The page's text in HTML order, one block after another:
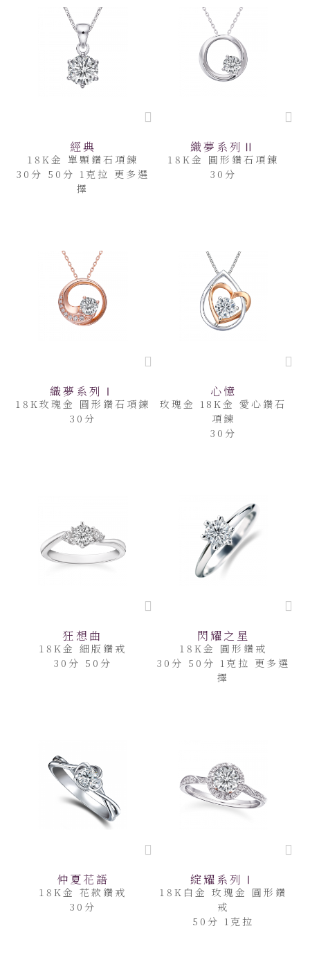
經典
18K金 單顆鑽石項鍊
30分 50分 1克拉 更多選
擇
織夢系列Ⅱ
18K金 圓形鑽石項鍊
30分
織夢系列Ⅰ
18K玫瑰金 圓形鑽石項鍊
30分
心憶
玫瑰金 18K金 愛心鑽石
項鍊
30分
狂想曲
18K金 細版鑽戒
30分 50分
閃耀之星
18K金 圓形鑽戒
30分 50分 1克拉 更多選
擇
仲夏花語
18K金 花款鑽戒
30分
綻耀系列Ⅰ
18K白金 玫瑰金 圓形鑽
戒
50分 1克拉